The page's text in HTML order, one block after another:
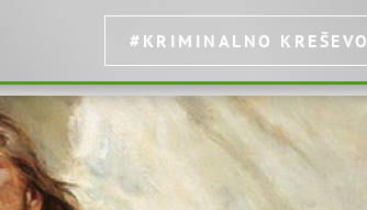
#KRIMINALNO KREŠEVO